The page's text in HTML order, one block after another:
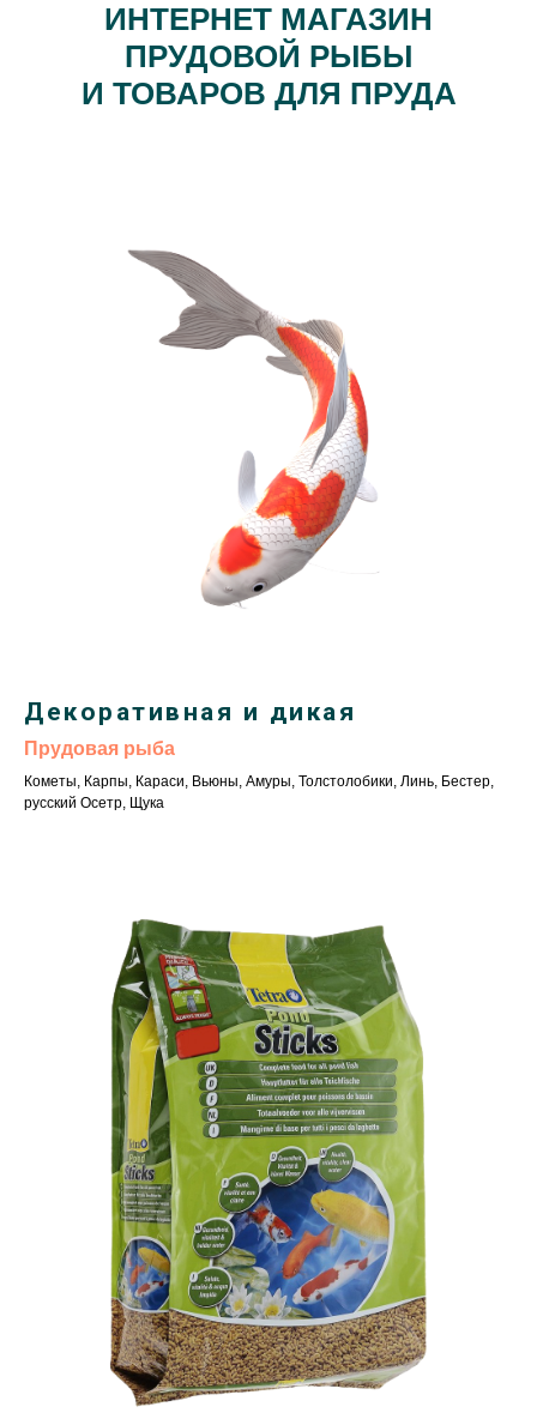
ИНТЕРНЕТ МАГАЗИН
ПРУДОВОЙ РЫБЫ
И ТОВАРОВ ДЛЯ ПРУДА
Декоративная и дикая
Прудовая рыба
Кометы, Карпы, Караси, Вьюны, Амуры, Толстолобики, Линь, Бестер,
русский Осетр, Щука